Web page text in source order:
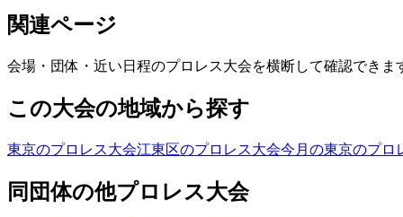
関連ページ
会場・団体・近い日程のプロレス大会を横断して確認できま
この大会の地域から探す
東京のプロレス大会江東区のプロレス大会今月の東京のプロ
同団体の他プロレス大会